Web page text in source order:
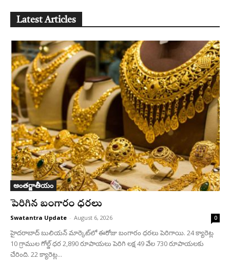
Latest Articles
అంతర్జాతీయం
పెరిగిన బంగారం ధరలు
Swatantra Update - August 6, 2026 0
హైదరాబాద్ బులియన్‌ మార్కెట్‌లో ఈరోజు బంగారం ధరలు పెరిగాయి. 24 క్యారెట్ల
10 గ్రాముల గోల్డ్‌ ధర 2,890 రూపాయలు పెరిగి లక్ష 49 వేల 730 రూపాయలకు
చేరింది. 22 క్యారెట్ల...